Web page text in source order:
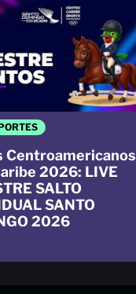
Centroamericanos
2026: LIVE
SALTO
SANTO
2026